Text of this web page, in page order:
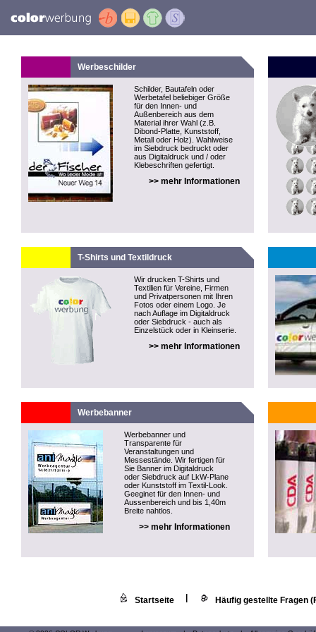
Werbeschilder
Schilder, Bautafeln oder
Werbetafel beliebiger Größe
für den Innen- und
Außenbereich aus dem
Material ihrer Wahl (z.B.
Dibond-Platte, Kunststoff,
Metall oder Holz). Wahlweise
im Siebdruck bedruckt oder
aus Digitaldruck und / oder
Klebeschriften gefertigt.
>> mehr Informationen
T-Shirts und Textildruck
Wir drucken T-Shirts und
Textilien für Vereine, Firmen
und Privatpersonen mit Ihren
Fotos oder einem Logo. Je
nach Auflage im Digitaldruck
oder Siebdruck - auch als
Einzelstück oder in Kleinserie.
>> mehr Informationen
Werbebanner
Werbebanner und
Transparente für
Veranstaltungen und
Messestände. Wir fertigen für
Sie Banner im Digitaldruck
oder Siebdruck auf LkW-Plane
oder Kunststoff im Textil-Look.
Geeginet für den Innen- und
Aussenbereich und bis 1,40m
Breite nahtlos.
>> mehr Informationen
Startseite Häufig gestellte Fragen